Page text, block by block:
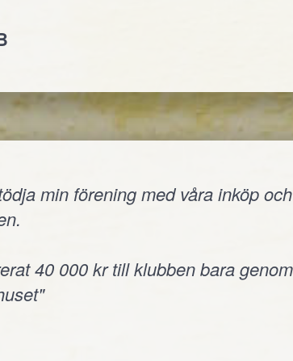
min förening med våra inköp
40 000 kr till klubben bara